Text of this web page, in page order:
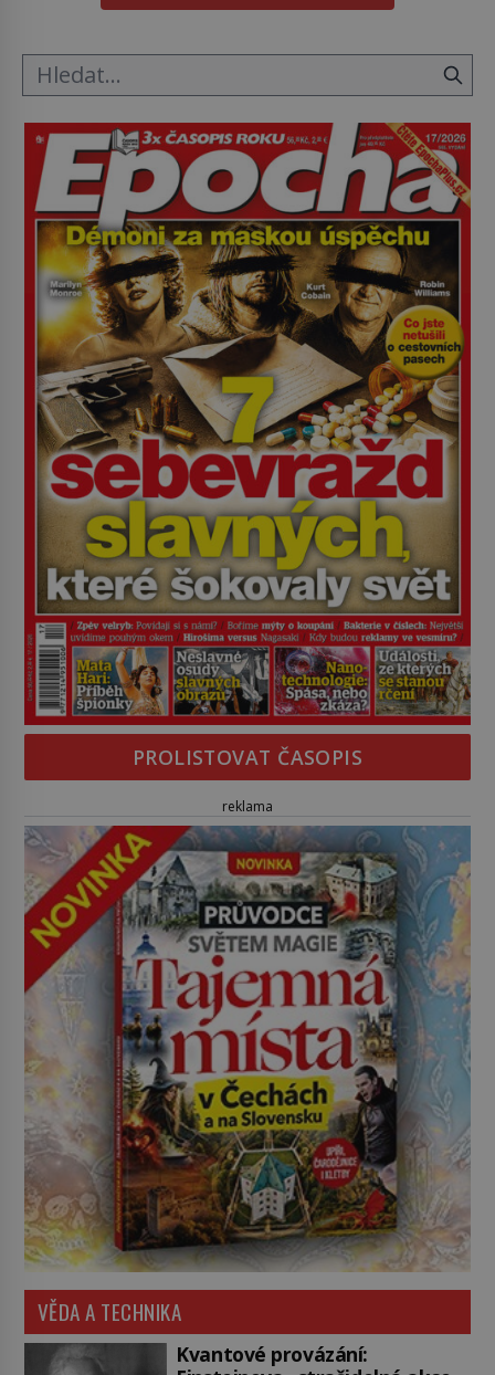
PROLISTOVAT ČASOPIS
reklama
VĚDA A TECHNIKA
Kvantové provázání: